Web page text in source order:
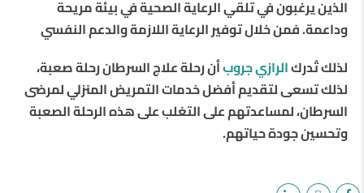
الذين يرغبون في تلقي الرعاية الصحية في بيئة مريحة
وداعمة. فمن خلال توفير الرعاية اللازمة والدعم النفسي
لذلك تُدركالرازي جروبأن رحلة علاج السرطان رحلة صعبة،
لذلك تسعى لتقديم أفضل خدمات التمريض المنزلي لمرضى
السرطان، لمساعدتهم على التغلب على هذه الرحلة الصعبة
وتحسين جودة حياتهم.